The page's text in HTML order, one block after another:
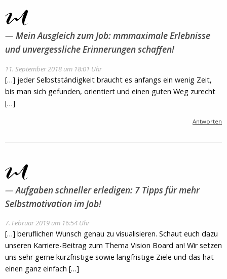
Mein Ausgleich zum Job: mmmaximale Erlebnisse
und unvergessliche Erinnerungen schaffen!
11. September 2018 um 18:01 Uhr
[…] jeder Selbstständigkeit braucht es anfangs ein wenig Zeit,
bis man sich gefunden, orientiert und einen guten Weg zurecht
[…]
Antworten
Aufgaben schneller erledigen: 7 Tipps für mehr
Selbstmotivation im Job!
7. Februar 2019 um 16:54 Uhr
[…] beruflichen Wunsch genau zu visualisieren. Schaut euch dazu
unseren Karriere-Beitrag zum Thema Vision Board an! Wir setzen
uns sehr gerne kurzfristige sowie langfristige Ziele und das hat
einen ganz einfach […]